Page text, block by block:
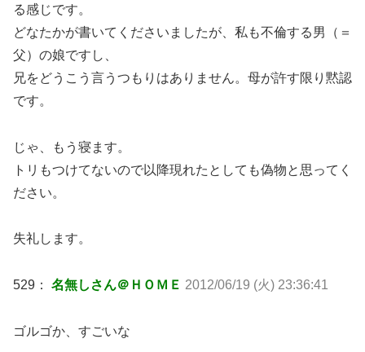
る感じです。
どなたかが書いてくださいましたが、私も不倫する男（＝
父）の娘ですし、
兄をどうこう言うつもりはありません。母が許す限り黙認
です。
じゃ、もう寝ます。
トリもつけてないので以降現れたとしても偽物と思ってく
ださい。
失礼します。
529： 名無しさん＠ＨＯＭＥ 2012/06/19 (火) 23:36:41
ゴルゴか、すごいな